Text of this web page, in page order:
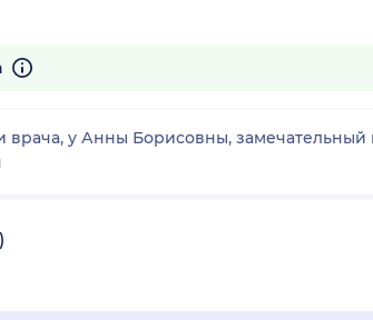
врача, у Анны Борисовны,